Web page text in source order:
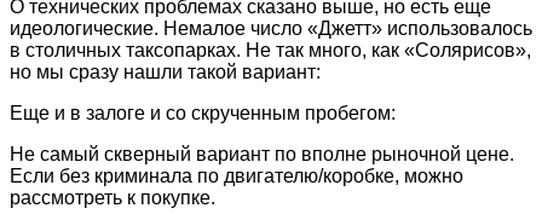
О технических проблемах сказано выше, но есть еще
идеологические. Немалое число «Джетт» использовалось
в столичных таксопарках. Не так много, как «Солярисов»,
но мы сразу нашли такой вариант:
Еще и в залоге и со скрученным пробегом:
Не самый скверный вариант по вполне рыночной цене.
Если без криминала по двигателю/коробке, можно
рассмотреть к покупке.